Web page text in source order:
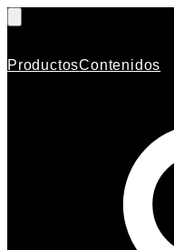
ProductosContenidos